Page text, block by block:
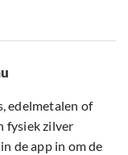
edelmetalen of
fysiek zilver
de app in om de